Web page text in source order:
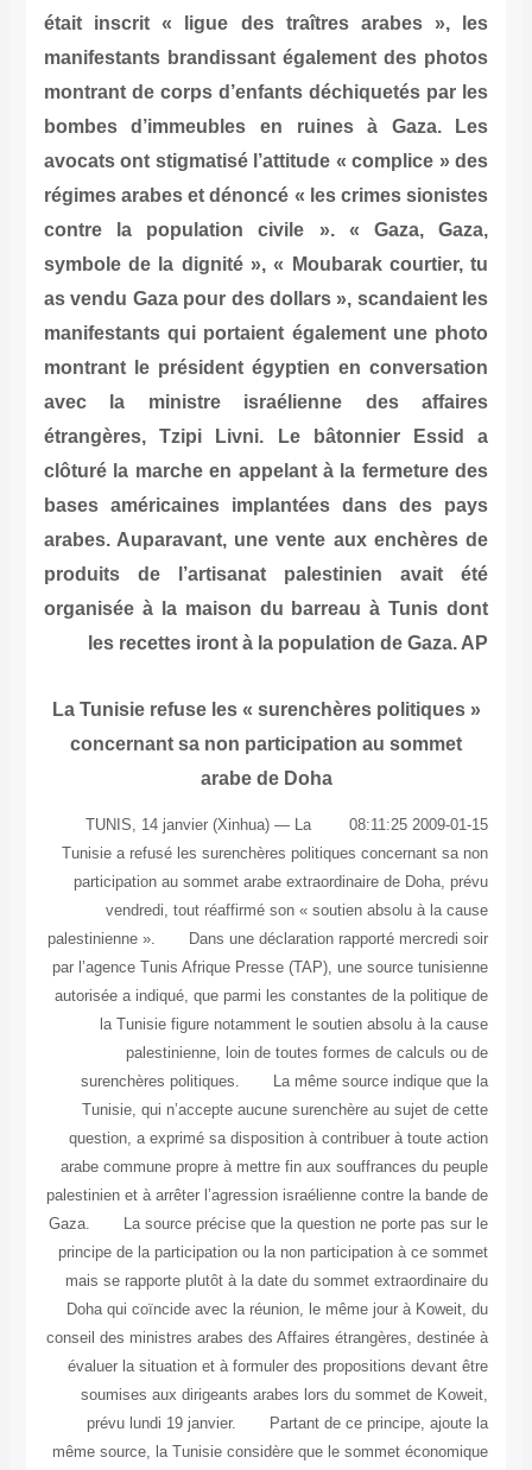
était inscrit « ligue des traîtres arabes », les
manifestants brandissant également des photos
montrant de corps d’enfants déchiquetés par les
bombes d’immeubles en ruines à Gaza. Les
avocats ont stigmatisé l’attitude « complice » des
régimes arabes et dénoncé « les crimes sionistes
contre la population civile ». « Gaza, Gaza,
symbole de la dignité », « Moubarak courtier, tu
as vendu Gaza pour des dollars », scandaient les
manifestants qui portaient également une photo
montrant le président égyptien en conversation
avec la ministre israélienne des affaires
étrangères, Tzipi Livni. Le bâtonnier Essid a
clôturé la marche en appelant à la fermeture des
bases américaines implantées dans des pays
arabes. Auparavant, une vente aux enchères de
produits de l’artisanat palestinien avait été
organisée à la maison du barreau à Tunis dont
les recettes iront à la population de Gaza. AP
La Tunisie refuse les « surenchères politiques »
concernant sa non participation au sommet
arabe de Doha
2009-01-15 08:11:25 TUNIS, 14 janvier (Xinhua) — La
Tunisie a refusé les surenchères politiques concernant sa non
participation au sommet arabe extraordinaire de Doha, prévu
vendredi, tout réaffirmé son « soutien absolu à la cause
palestinienne ». Dans une déclaration rapporté mercredi soir
par l’agence Tunis Afrique Presse (TAP), une source tunisienne
autorisée a indiqué, que parmi les constantes de la politique de
la Tunisie figure notamment le soutien absolu à la cause
palestinienne, loin de toutes formes de calculs ou de
surenchères politiques. La même source indique que la
Tunisie, qui n’accepte aucune surenchère au sujet de cette
question, a exprimé sa disposition à contribuer à toute action
arabe commune propre à mettre fin aux souffrances du peuple
palestinien et à arrêter l’agression israélienne contre la bande de
Gaza. La source précise que la question ne porte pas sur le
principe de la participation ou la non participation à ce sommet
mais se rapporte plutôt à la date du sommet extraordinaire du
Doha qui coïncide avec la réunion, le même jour à Koweit, du
conseil des ministres arabes des Affaires étrangères, destinée à
évaluer la situation et à formuler des propositions devant être
soumises aux dirigeants arabes lors du sommet de Koweit,
prévu lundi 19 janvier. Partant de ce principe, ajoute la
même source, la Tunisie considère que le sommet économique